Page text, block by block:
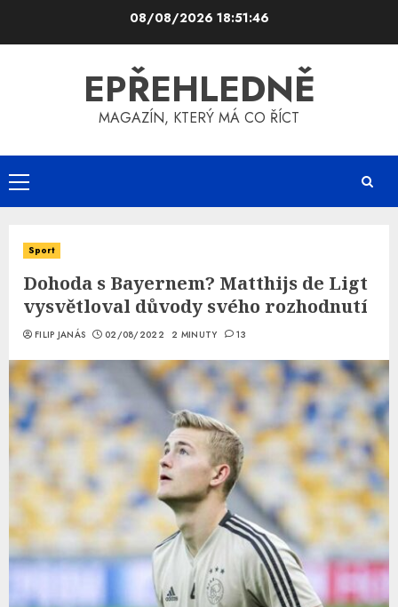
08/08/202618:51:47
EPŘEHLEDNĚ
MAGAZÍN, KTERÝ MÁ CO ŘÍCT
Primary
Menu
Sport
Dohoda s Bayernem? Matthijs de Ligt
vysvětloval důvody svého rozhodnutí
FILIP JANÁS 02/08/2022 2 MINUTY 13